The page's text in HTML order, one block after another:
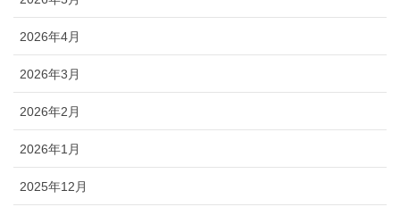
2026年4月
2026年3月
2026年2月
2026年1月
2025年12月